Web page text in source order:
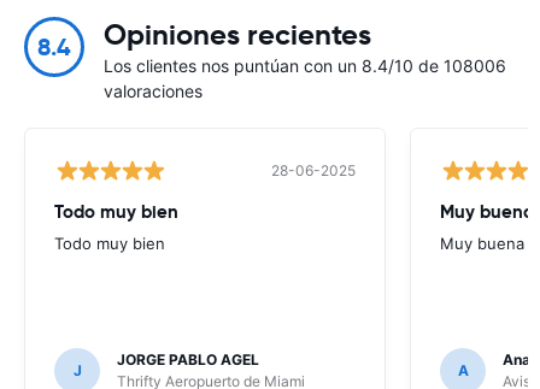
8.4 Opiniones recientes
Los clientes nos puntúan con un 8.4/10 de 108006
valoraciones
28-06-2025
Todo muy bien
Todo muy bien
J
JORGE PABLO AGEL
Thrifty Aeropuerto de Miami
Muy buena
Muy buena
A
Ana
Avis